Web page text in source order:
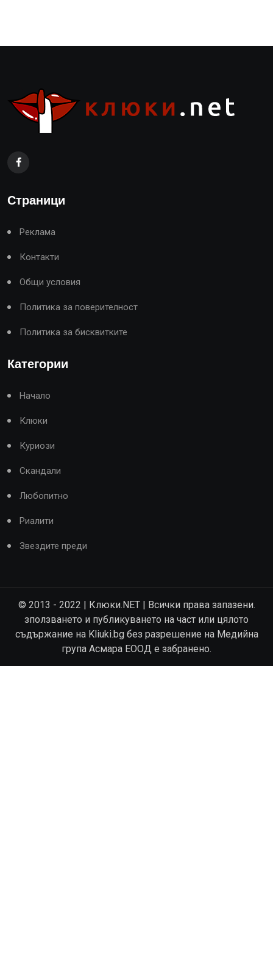
Страници
Реклама
Контакти
Общи условия
Политика за поверителност
Политика за бисквитките
Категории
Начало
Клюки
Куриози
Скандали
Любопитно
Риалити
Звездите преди
© 2013 - 2022 | Клюки.NET | Всички права запазени.
зползването и публикуването на част или цялото
съдържание на Kliuki.bg без разрешение на Медийна
група Асмара ЕООД е забранено.